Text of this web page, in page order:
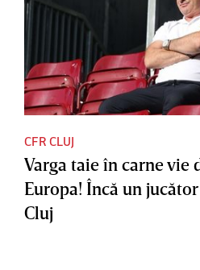
CFR CLUJ
Varga taie în carne
Europa! Încă un
Cluj